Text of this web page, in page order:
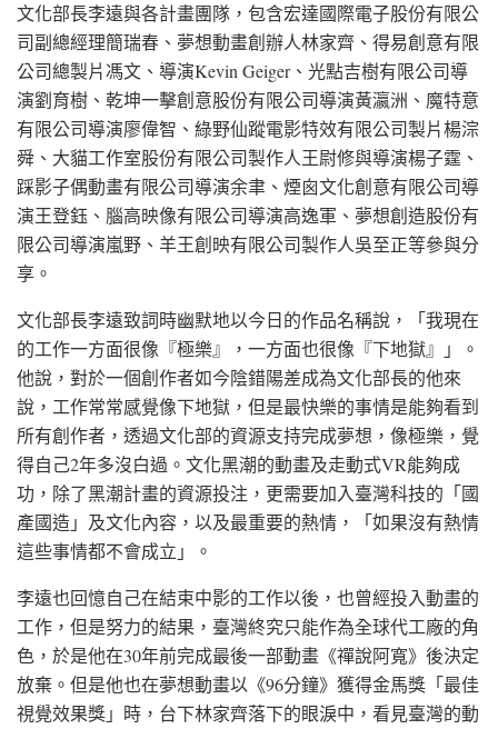
文化部長李遠與各計畫團隊，包含宏達國際電子股份有限公
司副總經理簡瑞春、夢想動畫創辦人林家齊、得易創意有限
公司總製片馮文、導演Kevin Geiger、光點吉樹有限公司導
演劉育樹、乾坤一擊創意股份有限公司導演黃瀛洲、魔特意
有限公司導演廖偉智、綠野仙蹤電影特效有限公司製片楊淙
舜、大貓工作室股份有限公司製作人王尉修與導演楊子霆、
踩影子偶動畫有限公司導演余聿、煙囪文化創意有限公司導
演王登鈺、腦高映像有限公司導演高逸軍、夢想創造股份有
限公司導演嵐野、羊王創映有限公司製作人吳至正等參與分
享。
文化部長李遠致詞時幽默地以今日的作品名稱說，「我現在
的工作一方面很像『極樂』，一方面也很像『下地獄』」。
他說，對於一個創作者如今陰錯陽差成為文化部長的他來
說，工作常常感覺像下地獄，但是最快樂的事情是能夠看到
所有創作者，透過文化部的資源支持完成夢想，像極樂，覺
得自己2年多沒白過。文化黑潮的動畫及走動式VR能夠成
功，除了黑潮計畫的資源投注，更需要加入臺灣科技的「國
產國造」及文化內容，以及最重要的熱情，「如果沒有熱情
這些事情都不會成立」。
李遠也回憶自己在結束中影的工作以後，也曾經投入動畫的
工作，但是努力的結果，臺灣終究只能作為全球代工廠的角
色，於是他在30年前完成最後一部動畫《禪說阿寬》後決定
放棄。但是他也在夢想動畫以《96分鐘》獲得金馬獎「最佳
視覺效果獎」時，台下林家齊落下的眼淚中，看見臺灣的動